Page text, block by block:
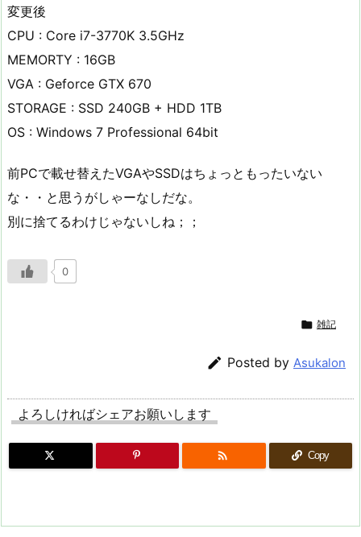
変更後
CPU : Core i7-3770K 3.5GHz
MEMORTY : 16GB
VGA : Geforce GTX 670
STORAGE : SSD 240GB + HDD 1TB
OS : Windows 7 Professional 64bit
前PCで載せ替えたVGAやSSDはちょっともったいない
な・・と思うがしゃーなしだな。
別に捨てるわけじゃないしね；；
0
 雑記
 Posted by Asukalon
よろしければシェアお願いします
 Copy